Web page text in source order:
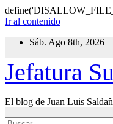
Ir al contenido
Sáb. Ago 8th, 2026
Jefatura
El blog de Juan Luis